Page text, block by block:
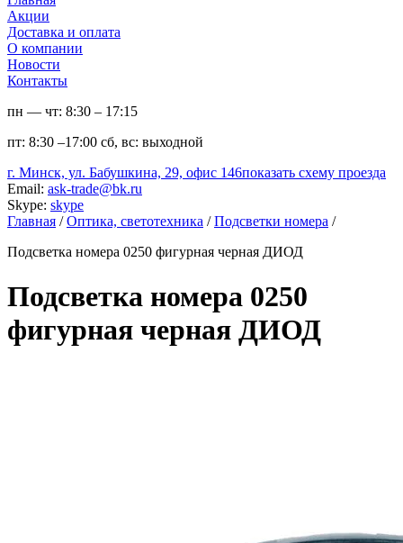
Акции
Доставка и оплата
О компании
Новости
Контакты
пн — чт: 8:30 – 17:15
пт: 8:30 –17:00 сб, вс: выходной
г. Минск, ул. Бабушкина, 29, офис 146показать схему проезда
Email: ask-trade@bk.ru
Skype: skype
Главная / Оптика, светотехника / Подсветки номера /
Подсветка номера 0250 фигурная черная ДИОД
Подсветка номера 0250
фигурная черная ДИОД